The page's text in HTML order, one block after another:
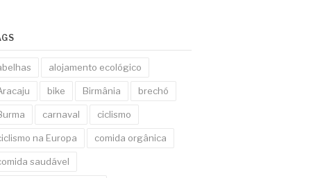
alojamento ecológico
bike Birmânia brechó
carnaval ciclismo
na Europa comida orgânica
saudável